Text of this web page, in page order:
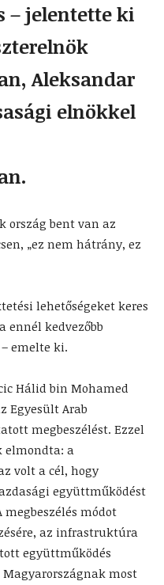
– jelentette ki
Aleksandar
elnökkel
ország bent van az
„ez nem hátrány, ez
lehetőségeket keres
ennél kedvezőbb
emelte ki.
Hálid bin Mohamed
Egyesült Arab
megbeszélést. Ezzel
elmondta: a
volt a cél, hogy
együttműködést
módot
az infrastruktúra
együttműködés
most